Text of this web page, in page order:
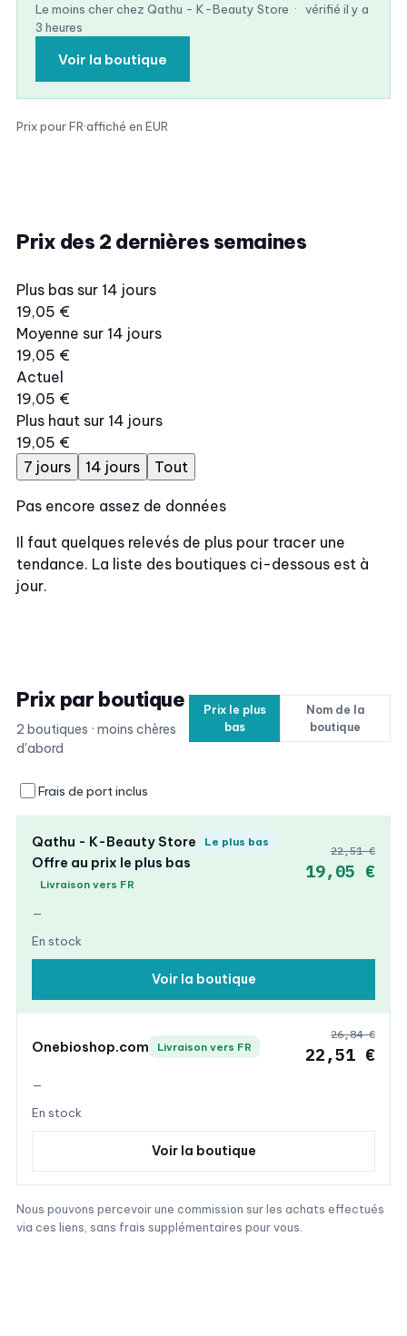
Le moins cher chez Qathu - K-Beauty Store ·
vérifié il y a
3 heures
Voir la boutique
Prix pour FR·affiché en EUR
Prix des 2 dernières semaines
Plus bas sur 14 jours
19,05 €
Moyenne sur 14 jours
19,05 €
Actuel
19,05 €
Plus haut sur 14 jours
19,05 €
7 jours
14 jours Tout
Pas encore assez de données
Il faut quelques relevés de plus pour tracer une
tendance. La liste des boutiques ci-dessous est à
jour.
Prix par boutique
2 boutiques · moins chères
d'abord
Prix le plus
bas
Nom de la
boutique
Frais de port inclus
Qathu - K-Beauty Store Le plus bas
Offre au prix le plus bas
Livraison vers FR
—
En stock
22,51 €
19,05 €
Voir la boutique
Onebioshop.com Livraison vers FR
—
En stock
26,84 €
22,51 €
Voir la boutique
Nous pouvons percevoir une commission sur les achats effectués
via ces liens, sans frais supplémentaires pour vous.